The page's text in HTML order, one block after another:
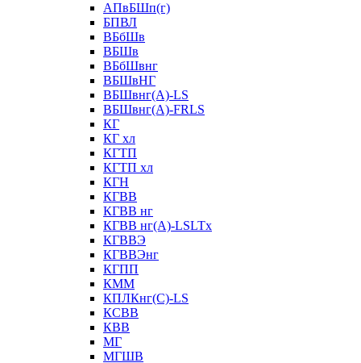
АПвБШп(г)
БПВЛ
ВБбШв
ВБШв
ВБбШвнг
ВБШвНГ
ВБШвнг(А)-LS
ВБШвнг(А)-FRLS
КГ
КГ хл
КГТП
КГТП хл
КГН
КГВВ
КГВВ нг
КГВВ нг(А)-LSLTx
КГВВЭ
КГВВЭнг
КГПП
КММ
КПЛКнг(C)-LS
КСВВ
КВВ
МГ
МГШВ